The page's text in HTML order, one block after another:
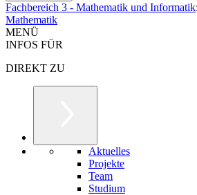
Fachbereich 3 - Mathematik und Informatik:
Mathematik
MENÜ
INFOS FÜR
DIREKT ZU
Aktuelles
Projekte
Team
Studium